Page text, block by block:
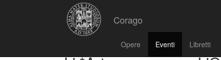
Corago
Opere Eventi Libretti